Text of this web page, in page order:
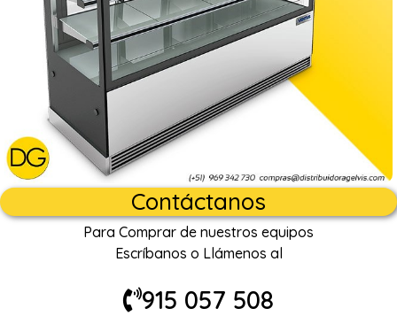
Contáctanos
Para Comprar de nuestros equipos
Escríbanos o Llámenos al
915 057 508